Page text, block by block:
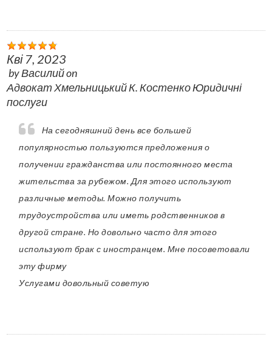
Кві 7, 2023
byВасилийon
Адвокат Хмельницький К. Костенко Юридичні
послуги
На сегодняшний день все большей
популярностью пользуются предложения о
получении гражданства или постоянного места
жительства за рубежом. Для этого используют
различные методы. Можно получить
трудоустройства или иметь родственников в
другой стране. Но довольно часто для этого
используют брак с иностранцем. Мне посоветовали
эту фирму
Услугами довольный советую